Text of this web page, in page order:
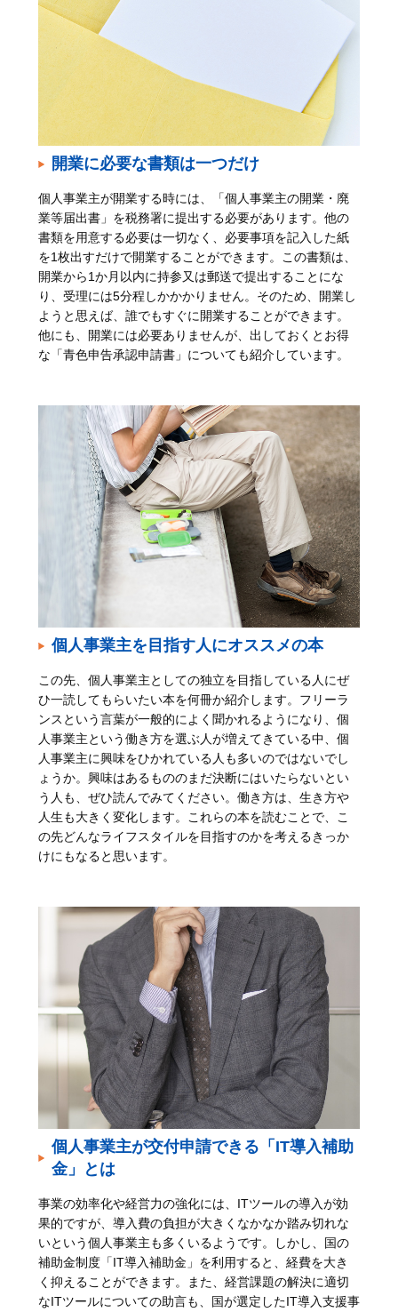
開業に必要な書類は一つだけ
個人事業主が開業する時には、「個人事業主の開業・廃
業等届出書」を税務署に提出する必要があります。他の
書類を用意する必要は一切なく、必要事項を記入した紙
を1枚出すだけで開業することができます。この書類は、
開業から1か月以内に持参又は郵送で提出することにな
り、受理には5分程しかかかりません。そのため、開業し
ようと思えば、誰でもすぐに開業することができます。
他にも、開業には必要ありませんが、出しておくとお得
な「青色申告承認申請書」についても紹介しています。
個人事業主を目指す人にオススメの本
この先、個人事業主としての独立を目指している人にぜ
ひ一読してもらいたい本を何冊か紹介します。フリーラ
ンスという言葉が一般的によく聞かれるようになり、個
人事業主という働き方を選ぶ人が増えてきている中、個
人事業主に興味をひかれている人も多いのではないでし
ょうか。興味はあるもののまだ決断にはいたらないとい
う人も、ぜひ読んでみてください。働き方は、生き方や
人生も大きく変化します。これらの本を読むことで、こ
の先どんなライフスタイルを目指すのかを考えるきっか
けにもなると思います。
個人事業主が交付申請できる「IT導入補助
金」とは
事業の効率化や経営力の強化には、ITツールの導入が効
果的ですが、導入費の負担が大きくなかなか踏み切れな
いという個人事業主も多くいるようです。しかし、国の
補助金制度「IT導入補助金」を利用すると、経費を大き
く抑えることができます。また、経営課題の解決に適切
なITツールについての助言も、国が選定したIT導入支援事